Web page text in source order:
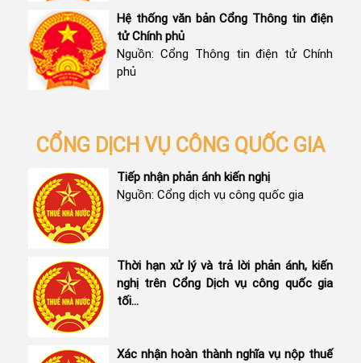
Hệ thống văn bản Cổng Thông tin điện
tử Chính phủ
Nguồn: Cổng Thông tin điện tử Chính
phủ
CỔNG DỊCH VỤ CÔNG QUỐC GIA
Tiếp nhận phản ánh kiến nghị
Nguồn: Cổng dịch vụ công quốc gia
Thời hạn xử lý và trả lời phản ánh, kiến
nghị trên Cổng Dịch vụ công quốc gia
tối...
Xác nhận hoàn thành nghĩa vụ nộp thuế